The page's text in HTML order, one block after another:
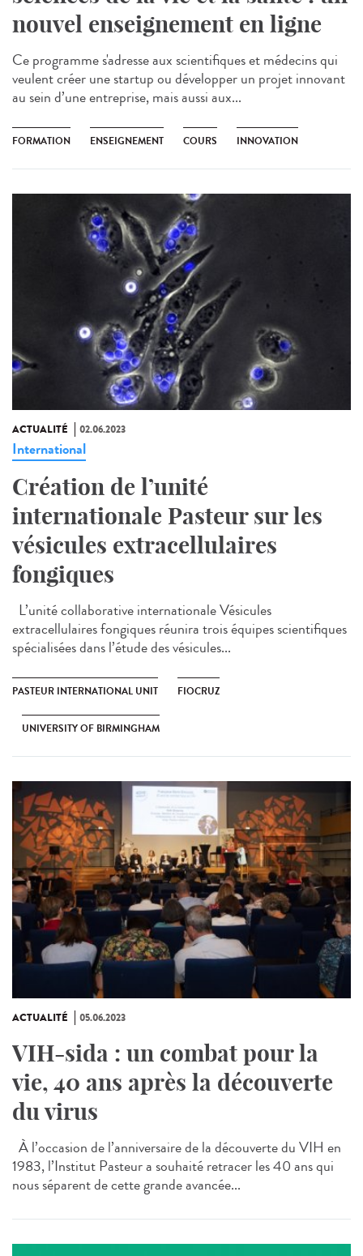
nouvel enseignement en ligne
Ce programme s'adresse aux scientifiques et médecins qui
veulent créer une startup ou développer un projet innovant
au sein d’une entreprise, mais aussi aux...
FORMATION ENSEIGNEMENT COURS INNOVATION
ACTUALITÉ 02.06.2023
International
Création de l’unité
internationale Pasteur sur les
vésicules extracellulaires
fongiques
L’unité collaborative internationale Vésicules
extracellulaires fongiques réunira trois équipes scientifiques
spécialisées dans l’étude des vésicules...
PASTEUR INTERNATIONAL UNIT FIOCRUZ
UNIVERSITY OF BIRMINGHAM
ACTUALITÉ 05.06.2023
VIH-sida : un combat pour la
vie, 40 ans après la découverte
du virus
À l’occasion de l’anniversaire de la découverte du VIH en
1983, l’Institut Pasteur a souhaité retracer les 40 ans qui
nous séparent de cette grande avancée...